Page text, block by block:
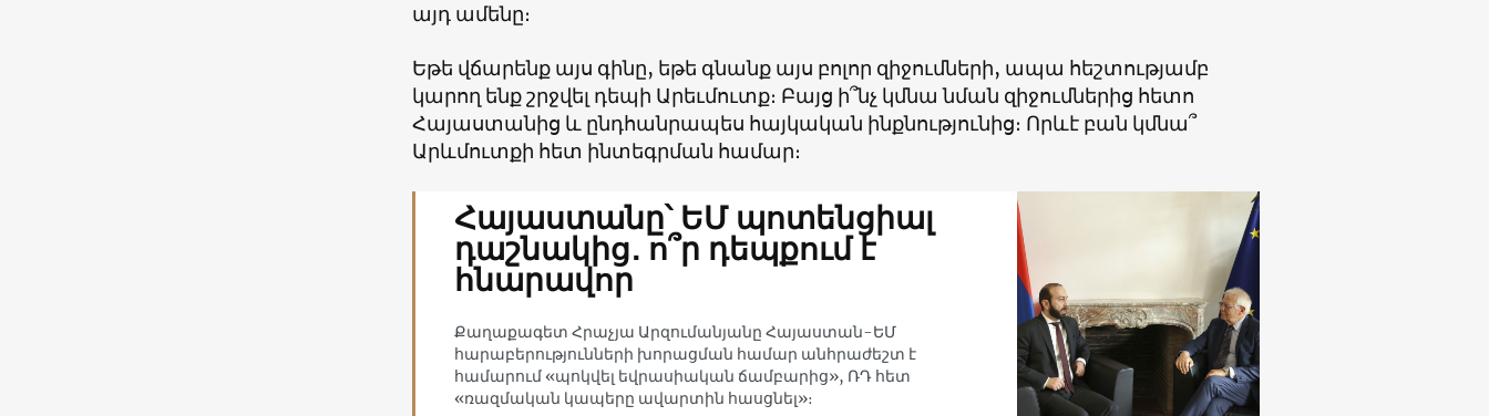
այդ ամենը։
Եթե ​​վճարենք այս գինը, եթե գնանք այս բոլոր զիջումների, ապա հեշտությամբ
կարող ենք շրջվել դեպի Արեւմուտք։ Բայց ի՞նչ կմնա նման զիջումներից հետո
Հայաստանից և ընդհանրապես հայկական ինքնությունից։ Որևէ բան կմնա՞
Արևմուտքի հետ ինտեգրման համար։
Հայաստանը՝ ԵՄ պոտենցիալ
դաշնակից․ ո՞ր դեպքում է
հնարավոր
Քաղաքագետ Հրաչյա Արզումանյանը Հայաստան-ԵՄ
հարաբերությունների խորացման համար անհրաժեշտ է
համարում «պոկվել եվրասիական ճամբարից», ՌԴ հետ
«ռազմական կապերը ավարտին հասցնել»։